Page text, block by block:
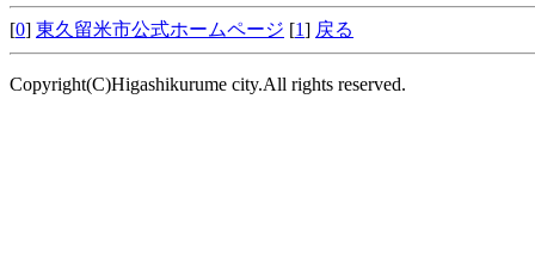
[0] 東久留米市公式ホームページ [1] 戻る
Copyright(C)Higashikurume city.All rights reserved.